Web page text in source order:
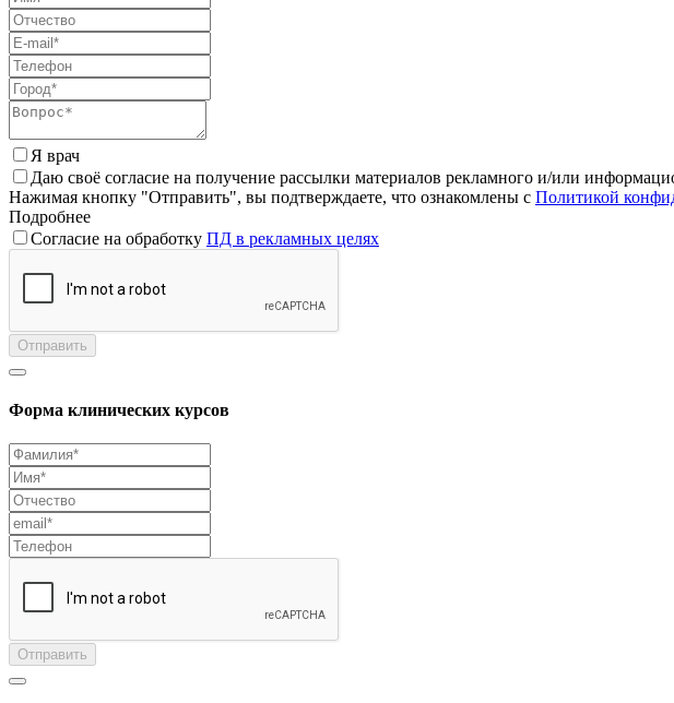
Я врач
Даю своё согласие на получение рассылки материалов рекламного и/или
Нажимая кнопку "Отправить", вы подтверждаете, что ознакомлены с Политикой
Подробнее
Согласие на обработку ПД в рекламных целях
Отправить
Форма клинических курсов
Отправить